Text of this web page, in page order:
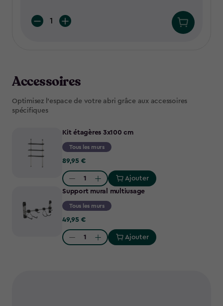
Quantity:
Accessoires
Optimisez l'espace de votre abri grâce aux accessoires
spécifiques
Kit étagères 3x100 cm
Tous les murs
89,95
€
89,95 €
Quantity:
Ajouter
Support mural multiusage
Tous les murs
49,95
€
49,95 €
Quantity:
Ajouter